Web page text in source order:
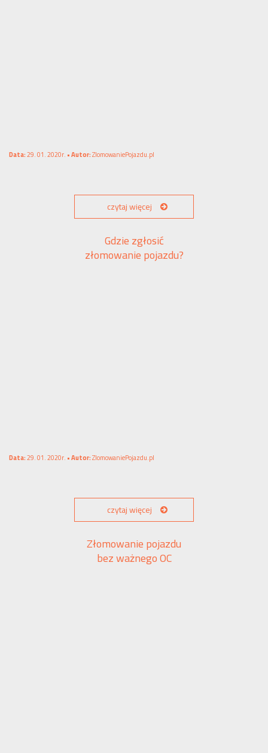
Data:29. 01. 2020r. •Autor:ZlomowaniePojazdu.pl
czytaj więcej
Gdzie zgłosić
złomowanie pojazdu?
Data:29. 01. 2020r. •Autor:ZlomowaniePojazdu.pl
czytaj więcej
Złomowanie pojazdu
bez ważnego OC